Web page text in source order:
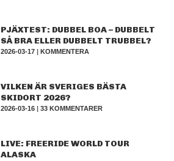
PJÄXTEST: DUBBEL BOA – DUBBELT
SÅ BRA ELLER DUBBELT TRUBBEL?
2026-03-17 |KOMMENTERA
VILKEN ÄR SVERIGES BÄSTA
SKIDORT 2026?
2026-03-16 |33 KOMMENTARER
LIVE: FREERIDE WORLD TOUR
ALASKA